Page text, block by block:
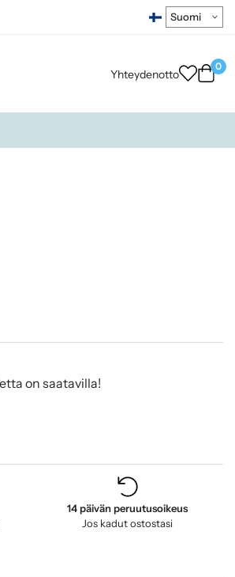
Yhteydenotto
0
on saatavilla!
14 päivän peruutusoikeus
Jos kadut ostostasi